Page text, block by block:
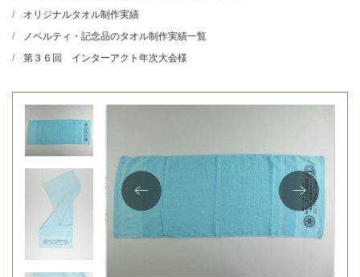
オリジナルタオル制作実績
ノベルティ・記念品のタオル制作実績一覧
第３６回 インターアクト年次大会様